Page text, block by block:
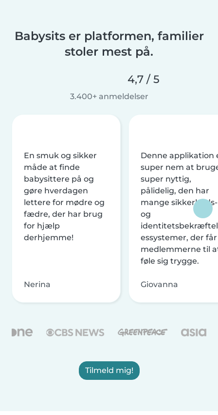
Babysits er platformen, familier
stoler mest på.
4,7 / 5
3.400+ anmeldelser
En smuk og sikker
måde at finde
babysittere på og
gøre hverdagen
lettere for mødre og
fædre, der har brug
for hjælp
derhjemme!
Nerina
Denne applikation
super nem at
super nyttig,
pålidelig, den har
mange sikkerheds-
og
essystemer, der får
medlemmerne til
føle sig trygge.
Giovanna
Tilmeld mig!